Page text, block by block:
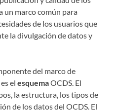
un marco común para
de los usuarios que
la divulgación de datos y
del marco de
el esquemaOCDS. El
la estructura, los tipos de
de los datos del OCDS. El